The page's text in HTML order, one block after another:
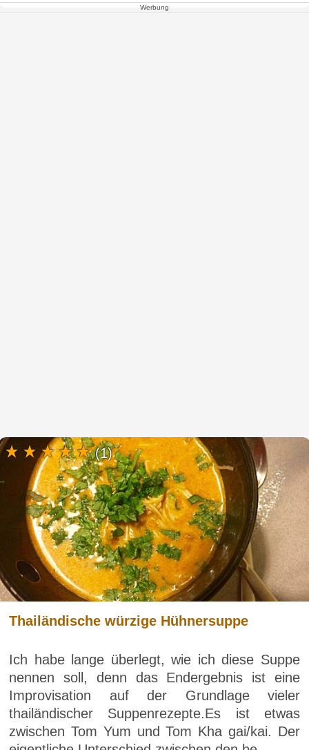
Werbung
Thailändische würzige Hühnersuppe
Ich habe lange überlegt, wie ich diese Suppe
nennen soll, denn das Endergebnis ist eine
Improvisation auf der Grundlage vieler
thailändischer Suppenrezepte.Es ist etwas
zwischen Tom Yum und Tom Kha gai/kai. Der
(1)